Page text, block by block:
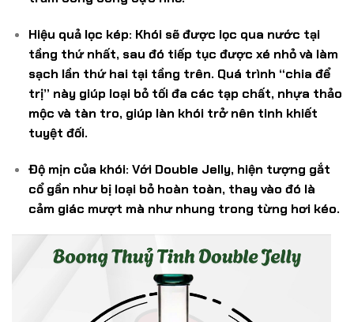
Hiệu quả lọc kép: Khói sẽ được lọc qua nước tại
tầng thứ nhất, sau đó tiếp tục được xé nhỏ và làm
sạch lần thứ hai tại tầng trên. Quá trình “chia để
trị” này giúp loại bỏ tối đa các tạp chất, nhựa thảo
mộc và tàn tro, giúp làn khói trở nên tinh khiết
tuyệt đối.
Độ mịn của khói: Với Double Jelly, hiện tượng gắt
cổ gần như bị loại bỏ hoàn toàn, thay vào đó là
cảm giác mượt mà như nhung trong từng hơi kéo.